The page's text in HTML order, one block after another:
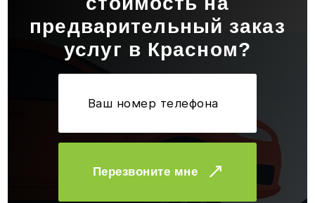
предварительный заказ
услуг в Красном?
Перезвоните мне